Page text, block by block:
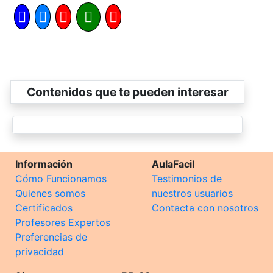
Contenidos que te pueden interesar
Información
Cómo Funcionamos
Quienes somos
Certificados
Profesores Expertos
Preferencias de
privacidad
AulaFacil
Testimonios de
nuestros usuarios
Contacta con nosotros